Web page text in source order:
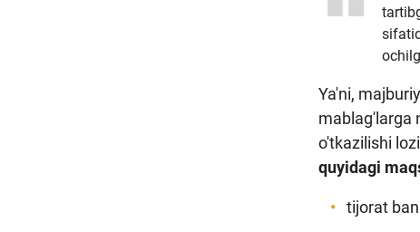
Ya'ni,
mablag'larga
o'tkazilishi
quyidagi
tijorat